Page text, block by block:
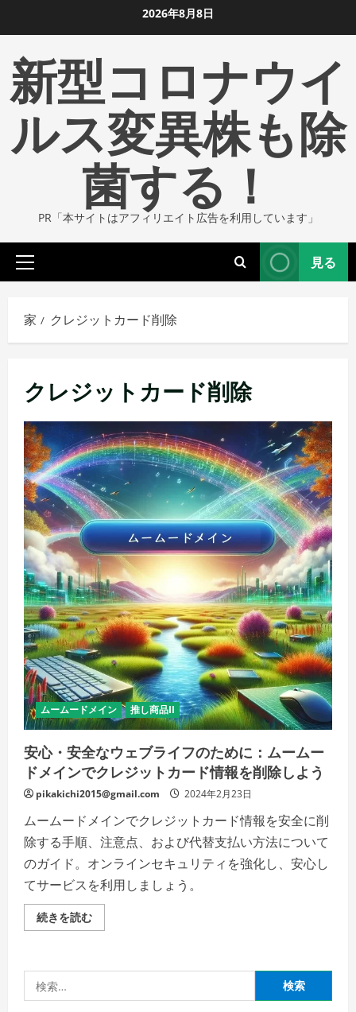
ン
ツ
ま
2026年8月8日
新型コロナウイ
ルス変異株も除
菌する！
PR「本サイトはアフィリエイト広告を利用しています」
プ
イ
マ
ニ
ー
見る
家 クレジットカード削除
クレジットカード削除
ムームードメイン 推し商品II
安心・安全なウェブライフのために：ムームー
ドメインでクレジットカード情報を削除しよう
pikakichi2015@gmail.com 2024年2月23日
ムームードメインでクレジットカード情報を安全に削
除する手順、注意点、および代替支払い方法について
のガイド。オンラインセキュリティを強化し、安心し
てサービスを利用しましょう。
続きを読む安
心・
ウ
ラ
索: